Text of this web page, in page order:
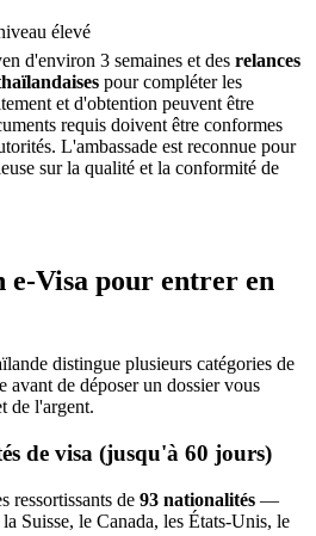
élevé
d'environ 3 semaines et des relances
pour compléter les
et d'obtention peuvent être
requis doivent être conformes
L'ambassade est reconnue pour
sur la qualité et la conformité de
e-Visa pour entrer en
distingue plusieurs catégories de
de déposer un dossier vous
de l'argent.
de visa (jusqu'à 60 jours)
ressortissants de 93 nationalités —
Suisse, le Canada, les États-Unis, le